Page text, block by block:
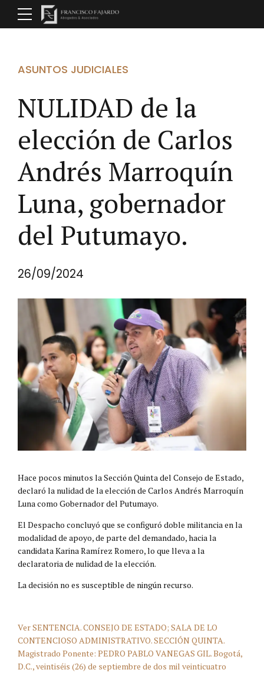
ASUNTOS JUDICIALES
NULIDAD de la
elección de Carlos
Andrés Marroquín
Luna, gobernador
del Putumayo.
26/09/2024
Hace pocos minutos la Sección Quinta del Consejo de Estado,
declaró la nulidad de la elección de Carlos Andrés Marroquín
Luna como Gobernador del Putumayo.
El Despacho concluyó que se configuró doble militancia en la
modalidad de apoyo, de parte del demandado, hacia la
candidata Karina Ramírez Romero, lo que lleva a la
declaratoria de nulidad de la elección.
La decisión no es susceptible de ningún recurso.
Ver SENTENCIA. CONSEJO DE ESTADO; SALA DE LO
CONTENCIOSO ADMINISTRATIVO. SECCIÓN QUINTA.
Magistrado Ponente: PEDRO PABLO VANEGAS GIL. Bogotá,
D.C., veintiséis (26) de septiembre de dos mil veinticuatro